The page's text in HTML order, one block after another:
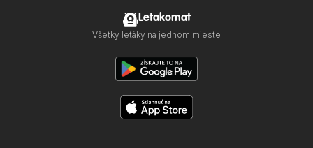
Letakomat
Všetky letáky na jednom mieste